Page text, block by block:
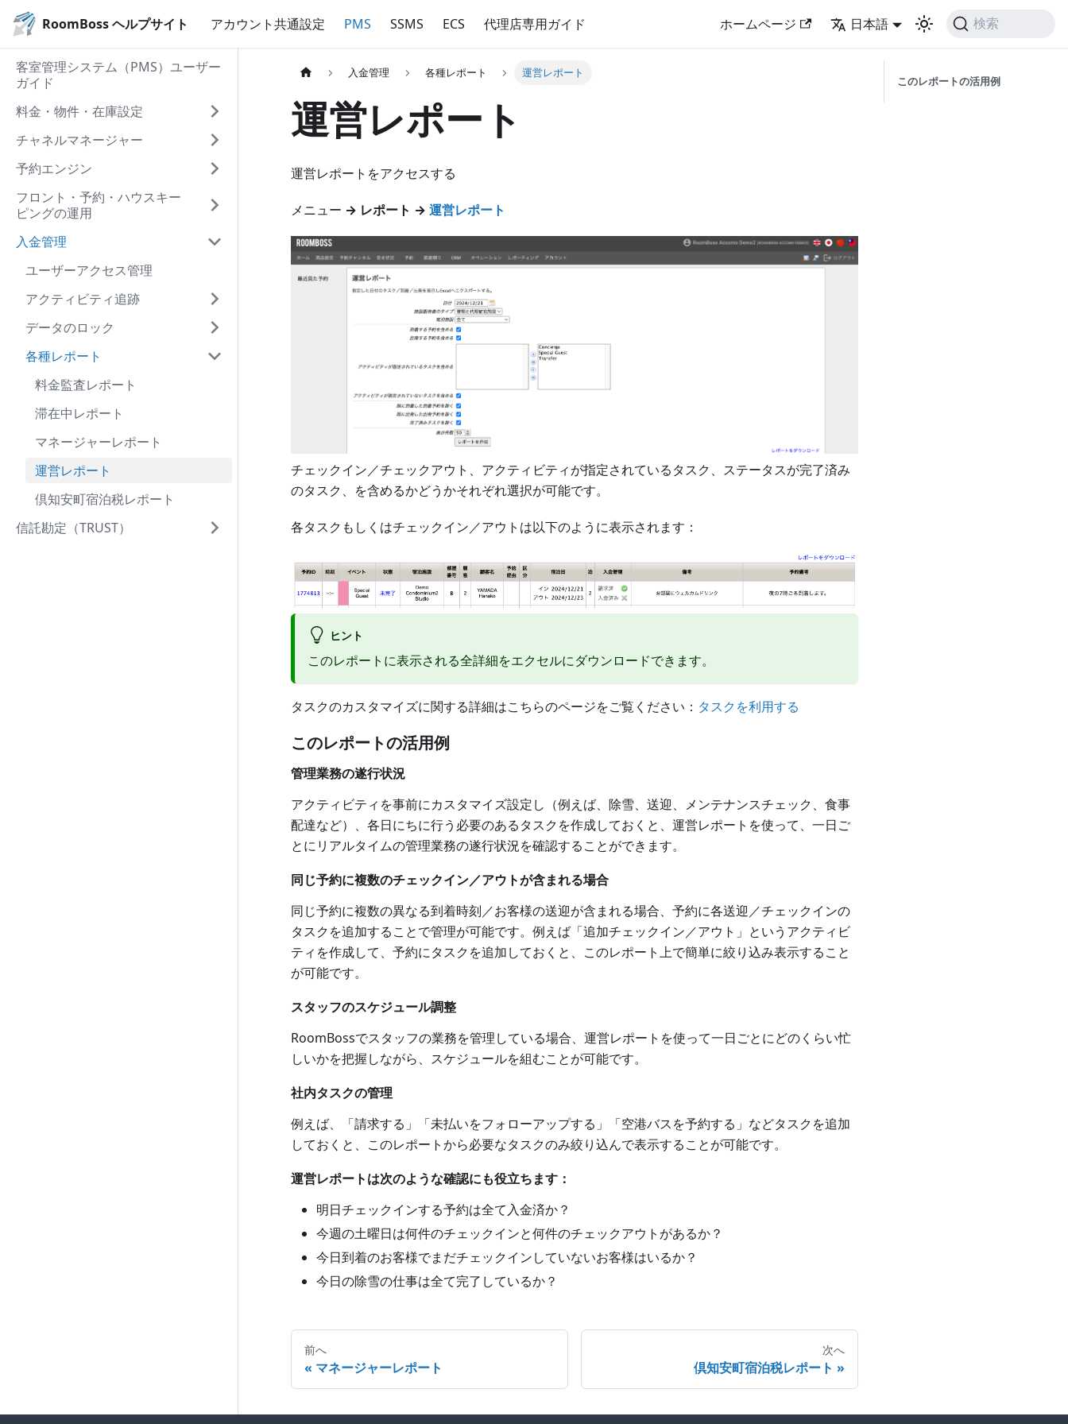
RoomBoss ヘルプサイト アカウント共通設定 PMS SSMS ECS 代理店専用ガイド ホームページ 日本語 検索
客室管理システム（PMS）ユーザー
ガイド
料金・物件・在庫設定
チャネルマネージャー
予約エンジン
フロント・予約・ハウスキー
ピングの運用
入金管理
ユーザーアクセス管理
アクティビティ追跡
データのロック
各種レポート
料金監査レポート
滞在中レポート
マネージャーレポート
運営レポート
倶知安町宿泊税レポート
信託勘定（TRUST）
入金管理 各種レポート 運営レポート
運営レポート
運営レポートをアクセスする
メニュー → レポート → 運営レポート
チェックイン／チェックアウト、アクティビティが指定されているタスク、ステータスが完了済み
のタスク、を含めるかどうかそれぞれ選択が可能です。
各タスクもしくはチェックイン／アウトは以下のように表示されます：
ヒント
このレポートに表示される全詳細をエクセルにダウンロードできます。
タスクのカスタマイズに関する詳細はこちらのページをご覧ください： タスクを利用する
このレポートの活用例
管理業務の遂行状況
アクティビティを事前にカスタマイズ設定し（例えば、除雪、送迎、メンテナンスチェック、食事
配達など）、各日にちに行う必要のあるタスクを作成しておくと、運営レポートを使って、一日ご
とにリアルタイムの管理業務の遂行状況を確認することができます。
同じ予約に複数のチェックイン／アウトが含まれる場合
同じ予約に複数の異なる到着時刻／お客様の送迎が含まれる場合、予約に各送迎／チェックインの
タスクを追加することで管理が可能です。例えば「追加チェックイン／アウト」というアクティビ
ティを作成して、予約にタスクを追加しておくと、このレポート上で簡単に絞り込み表示すること
が可能です。
スタッフのスケジュール調整
RoomBossでスタッフの業務を管理している場合、運営レポートを使って一日ごとにどのくらい忙
しいかを把握しながら、スケジュールを組むことが可能です。
社内タスクの管理
例えば、「請求する」「未払いをフォローアップする」「空港バスを予約する」などタスクを追加
しておくと、このレポートから必要なタスクのみ絞り込んで表示することが可能です。
運営レポートは次のような確認にも役立ちます：
明日チェックインする予約は全て入金済か？
今週の土曜日は何件のチェックインと何件のチェックアウトがあるか？
今日到着のお客様でまだチェックインしていないお客様はいるか？
今日の除雪の仕事は全て完了しているか？
前へ
マネージャーレポート
次へ
倶知安町宿泊税レポート
このレポートの活用例